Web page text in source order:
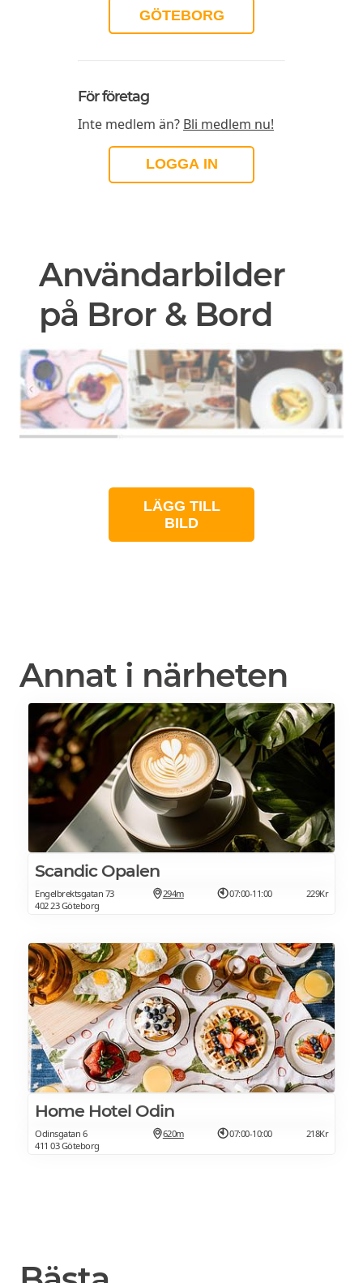
GÖTEBORG
För företag
Inte medlem än? Bli medlem nu!
LOGGA IN
Användarbilder
på Bror & Bord
LÄGG TILL
BILD
Annat i närheten
Scandic Opalen
Engelbrektsgatan 73
402 23 Göteborg
294m 07:00-11:00 229Kr
Home Hotel Odin
Odinsgatan 6
411 03 Göteborg
620m 07:00-10:00 218Kr